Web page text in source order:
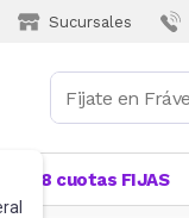
Sucursales
18 cuotas FIJAS